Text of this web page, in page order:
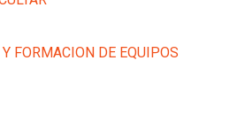
FORMACION DE EQUIPOS